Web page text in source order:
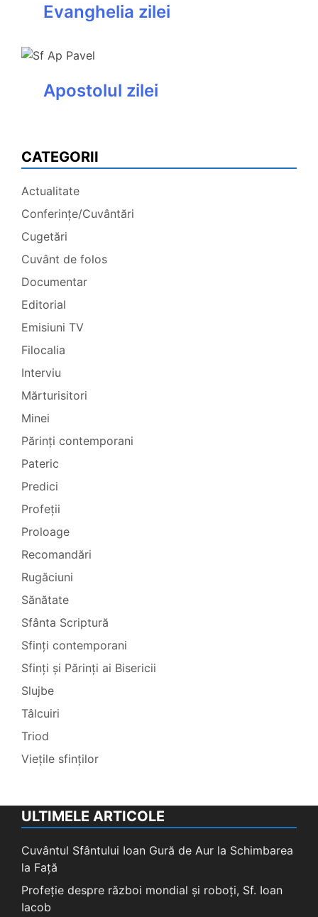
Evanghelia zilei
Apostolul zilei
CATEGORII
Actualitate
Conferințe/Cuvântări
Cugetări
Cuvânt de folos
Documentar
Editorial
Emisiuni TV
Filocalia
Interviu
Mărturisitori
Minei
Părinți contemporani
Pateric
Predici
Profeții
Proloage
Recomandări
Rugăciuni
Sănătate
Sfânta Scriptură
Sfinți contemporani
Sfinți și Părinți ai Bisericii
Slujbe
Tâlcuiri
Triod
Viețile sfinților
ULTIMELE ARTICOLE
Cuvântul Sfântului Ioan Gură de Aur la Schimbarea
la Față
Profeție despre război mondial și roboți, Sf. Ioan
Iacob